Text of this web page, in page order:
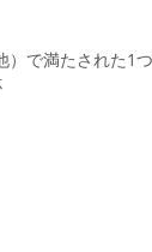
で満たされた1